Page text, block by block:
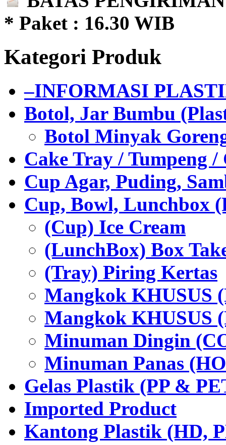
* Paket : 16.30 WIB
Kategori Produk
–INFORMASI
Botol, Jar Bumbu
Botol Minyak
Cake Tray / Tumpeng /
Cup Agar, Puding,
Cup, Bowl, Lunchbox
(Cup) Ice Cream
(LunchBox) Box
(Tray) Piring Kertas
Mangkok KHUSUS
Mangkok KHUSUS
Minuman Dingin
Minuman Panas
Gelas Plastik (PP &
Imported Product
Kantong Plastik (HD,